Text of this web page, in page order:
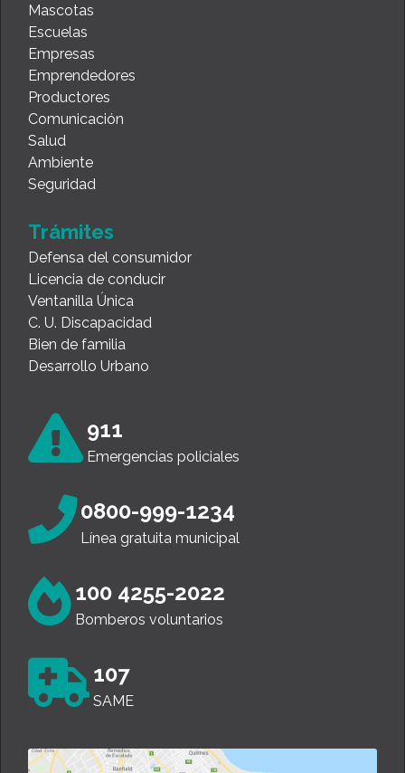
Mascotas
Escuelas
Empresas
Emprendedores
Productores
Comunicación
Salud
Ambiente
Seguridad
Trámites
Defensa del consumidor
Licencia de conducir
Ventanilla Única
C. U. Discapacidad
Bien de familia
Desarrollo Urbano
911
Emergencias policiales
0800-999-1234
Línea gratuita municipal
100 4255-2022
Bomberos voluntarios
107
SAME